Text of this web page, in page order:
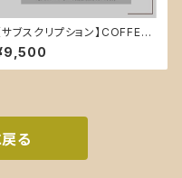
サブスクリプション】COFFEE
店舗利用¥9500精算
る